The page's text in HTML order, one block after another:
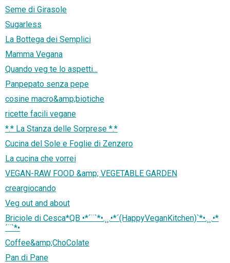
Seme di Girasole
Sugarless
La Bottega dei Semplici
Mamma Vegana
Quando veg te lo aspetti...
Panpepato senza pepe
cosine macro&amp;biotiche
ricette facili vegane
*.* La Stanza delle Sorprese *.*
Cucina del Sole e Foglie di Zenzero
La cucina che vorrei
VEGAN-RAW FOOD &amp; VEGETABLE GARDEN
creargiocando
Veg out and about
Briciole di Cesca*QB •*´¨`*•.¸¸.•*´(HappyVeganKitchen)`*•.¸¸.•*
´¨`*•
Coffee&amp;ChoColate
Pan di Pane